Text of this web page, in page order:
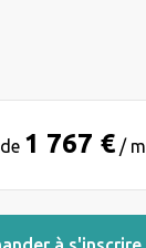
1 767 €/